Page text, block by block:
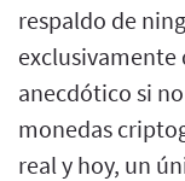
respaldo de
exclusivamente
anecdótico si
monedas
real y hoy, un